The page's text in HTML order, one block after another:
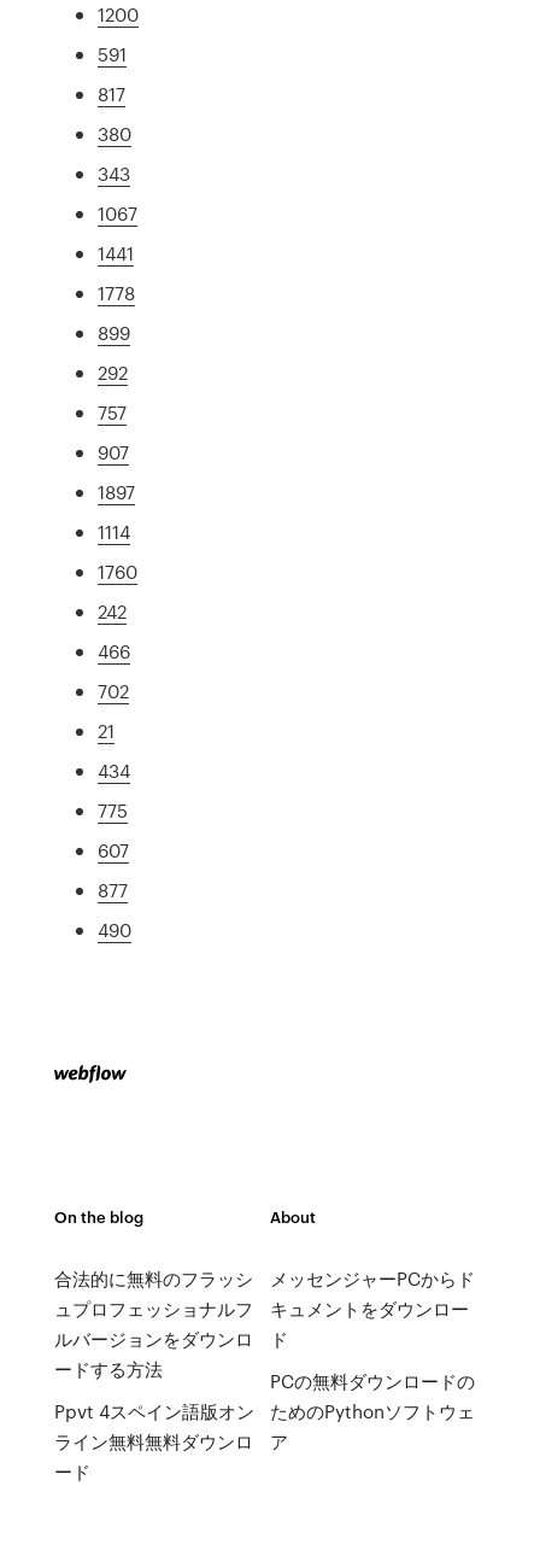
1200
591
817
380
343
1067
1441
1778
899
292
757
907
1897
1114
1760
242
466
702
21
434
775
607
877
490
On the blog
合法的に無料のフラッシ
ュプロフェッショナルフ
ルバージョンをダウンロ
ードする方法
Ppvt 4スペイン語版オン
ライン無料無料ダウンロ
ード
About
メッセンジャーPCからド
キュメントをダウンロー
ド
PCの無料ダウンロードの
ためのPythonソフトウェ
ア